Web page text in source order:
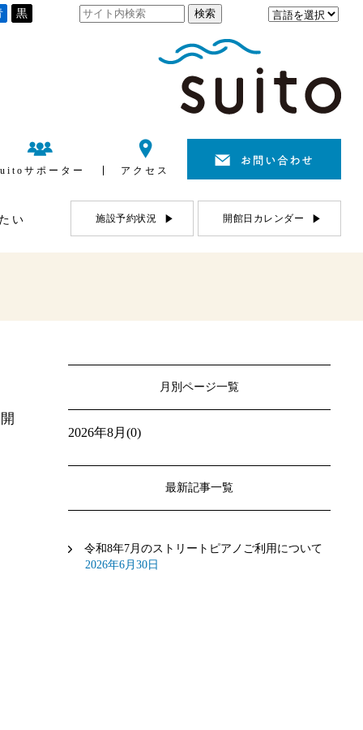
黒
用について
サポーター アクセス
い 施設予約状況 開館日カレンダー
月別ページ一覧
2026年8月(0)
最新記事一覧
2026年6月30日
令和8年7月のストリートピアノご利用について